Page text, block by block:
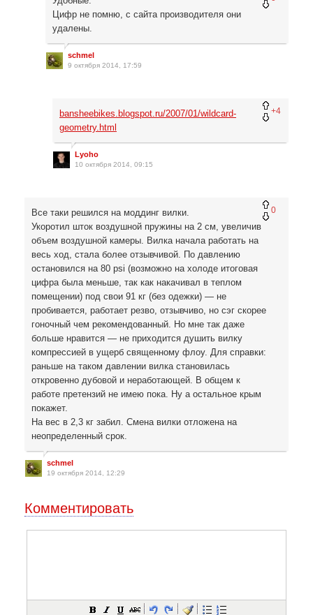
Цифр не помню, с сайта производителя они
удалены.
schmel
9 октября 2014, 17:59
+4
bansheebikes.blogspot.ru/2007/01/wildcard-
geometry.html
Lyoho
10 октября 2014, 09:15
0
Все таки решился на моддинг вилки.
Укоротил шток воздушной пружины на 2 см, увеличив
объем воздушной камеры. Вилка начала работать на
весь ход, стала более отзывчивой. По давлению
остановился на 80 psi (возможно на холоде итоговая
цифра была меньше, так как накачивал в теплом
помещении) под свои 91 кг (без одежки) — не
пробивается, работает резво, отзывчиво, но сэг скорее
гоночный чем рекомендованный. Но мне так даже
больше нравится — не приходится душить вилку
компрессией в ущерб священному флоу. Для справки:
раньше на таком давлении вилка становилась
откровенно дубовой и неработающей. В общем к
работе претензий не имею пока. Ну а остальное крым
покажет.
На вес в 2,3 кг забил. Смена вилки отложена на
неопределенный срок.
schmel
19 октября 2014, 12:29
Комментировать